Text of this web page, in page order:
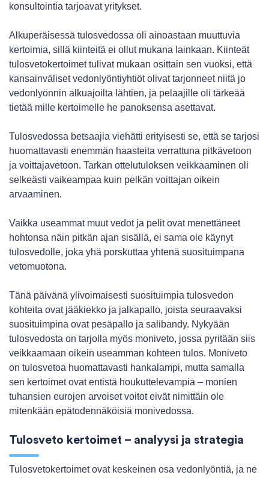
konsultointia tarjoavat yritykset.
Alkuperäisessä tulosvedossa oli ainoastaan muuttuvia
kertoimia, sillä kiinteitä ei ollut mukana lainkaan. Kiinteät
tulosvetokertoimet tulivat mukaan osittain sen vuoksi, että
kansainväliset vedonlyöntiyhtiöt olivat tarjonneet niitä jo
vedonlyönnin alkuajoilta lähtien, ja pelaajille oli tärkeää
tietää mille kertoimelle he panoksensa asettavat.
Tulosvedossa betsaajia viehätti erityisesti se, että se tarjosi
huomattavasti enemmän haasteita verrattuna pitkävetoon
ja voittajavetoon. Tarkan ottelutuloksen veikkaaminen oli
selkeästi vaikeampaa kuin pelkän voittajan oikein
arvaaminen.
Vaikka useammat muut vedot ja pelit ovat menettäneet
hohtonsa näin pitkän ajan sisällä, ei sama ole käynyt
tulosvedolle, joka yhä porskuttaa yhtenä suosituimpana
vetomuotona.
Tänä päivänä ylivoimaisesti suosituimpia tulosvedon
kohteita ovat jääkiekko ja jalkapallo, joista seuraavaksi
suosituimpina ovat pesäpallo ja salibandy. Nykyään
tulosvedosta on tarjolla myös moniveto, jossa pyritään siis
veikkaamaan oikein useamman kohteen tulos. Moniveto
on tulosvetoa huomattavasti hankalampi, mutta samalla
sen kertoimet ovat entistä houkuttelevampia – monien
tuhansien eurojen arvoiset voitot eivät nimittäin ole
mitenkään epätodennäköisiä monivedossa.
Tulosveto kertoimet – analyysi ja strategia
Tulosvetokertoimet ovat keskeinen osa vedonlyöntiä, ja ne